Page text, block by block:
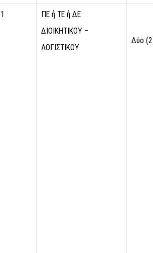
1
ΠΕ ή ΤΕ ή ΔΕ
ΔΙΟΙΚΗΤΙΚΟΥ –
ΛΟΓΙΣΤΙΚΟΥ
Δύο